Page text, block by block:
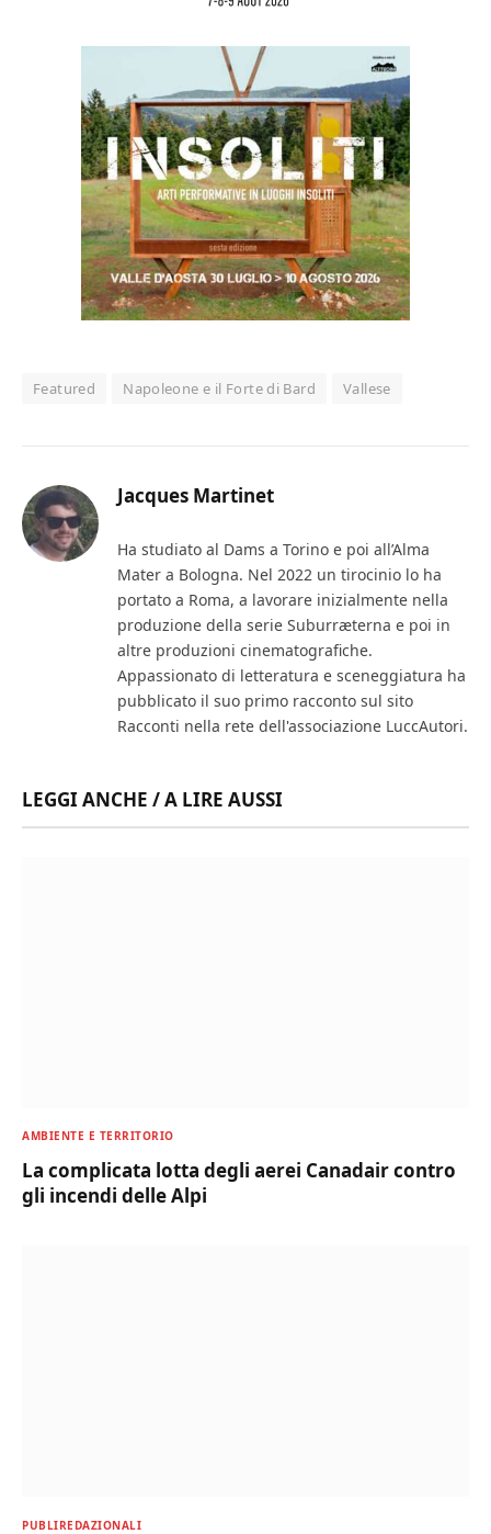
Featured Napoleone e il Forte di Bard Vallese
Jacques Martinet
Ha studiato al Dams a Torino e poi all’Alma
Mater a Bologna. Nel 2022 un tirocinio lo ha
portato a Roma, a lavorare inizialmente nella
produzione della serie Suburræterna e poi in
altre produzioni cinematografiche.
Appassionato di letteratura e sceneggiatura ha
pubblicato il suo primo racconto sul sito
Racconti nella rete dell'associazione LuccAutori.
LEGGI ANCHE / A LIRE AUSSI
AMBIENTE E TERRITORIO
La complicata lotta degli aerei Canadair contro
gli incendi delle Alpi
PUBLIREDAZIONALI